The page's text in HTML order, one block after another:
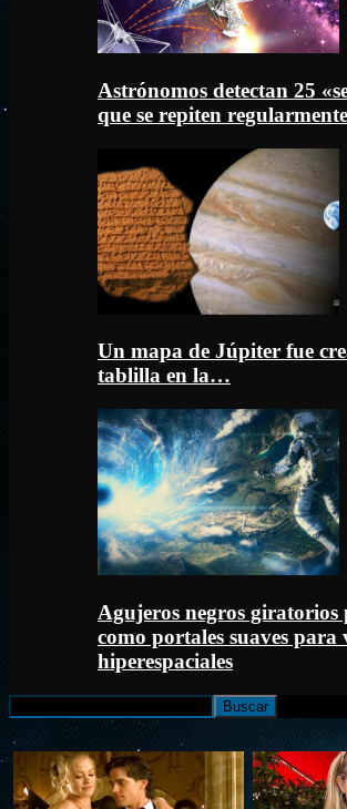
Astrónomos detectan 25
que se repiten regularmente
Un mapa de Júpiter fue
tablilla en la…
Agujeros negros giratorios
como portales suaves para
hiperespaciales